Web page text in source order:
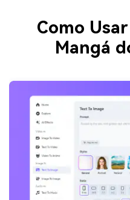
Como
Mangá